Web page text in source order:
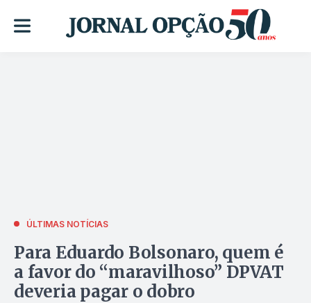
ÚLTIMAS NOTÍCIAS
Para Eduardo Bolsonaro, quem é
a favor do “maravilhoso” DPVAT
deveria pagar o dobro